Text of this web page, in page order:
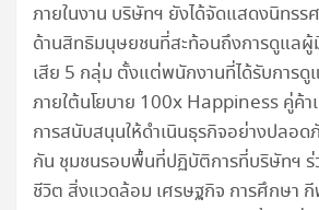
ภายในงาน บริษัทฯ ยังได้จัดแสดงนิทรร
ด้านสิทธิมนุษยชนที่สะท้อนถึงการดูแลผู้
เสีย 5 กลุ่ม ตั้งแต่พนักงานที่ได้รับการดู
ภายใต้นโยบาย 100x Happiness คู่ค้า
การสนับสนุนให้ดำเนินธุรกิจอย่างปลอด
กัน ชุมชนรอบพื้นที่ปฏิบัติการที่บริษัทฯ
ชีวิต สิ่งแวดล้อม เศรษฐกิจ การศึกษา